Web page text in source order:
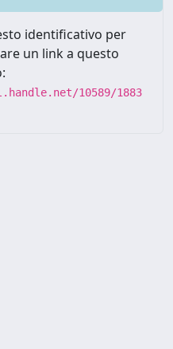
identificativo per
un link a questo
10589/1883